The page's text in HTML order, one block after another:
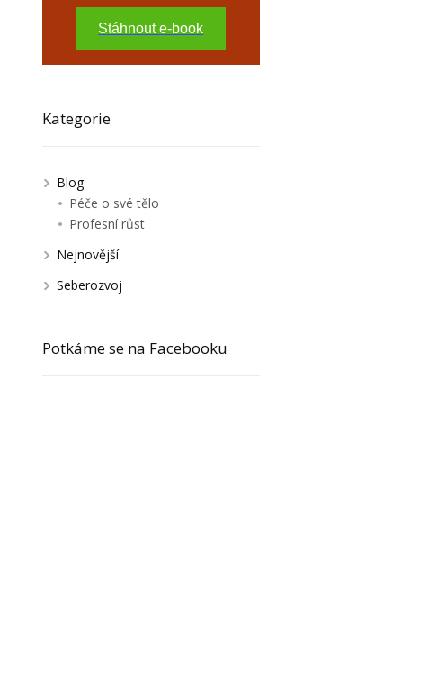
Stáhnout e-book
Kategorie
Blog
Péče o své tělo
Profesní růst
Nejnovější
Seberozvoj
Potkáme se na Facebooku